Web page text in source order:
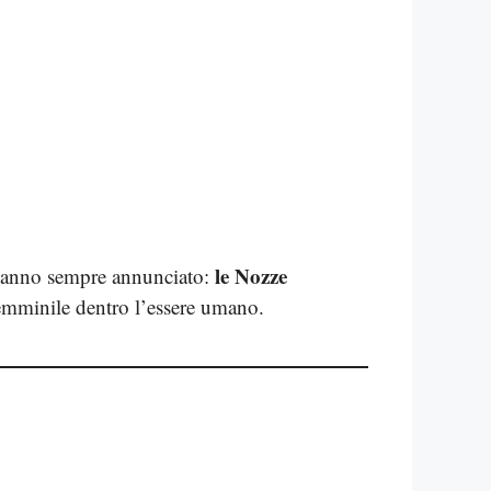
sempre annunciato: le Nozze
dentro l’essere umano.